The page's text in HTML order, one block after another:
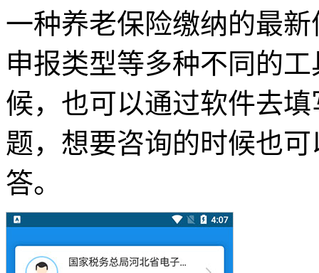
一种养老保险缴纳的最
申报类型等多种不同的
候，也可以通过软件去
题，想要咨询的时候也
答。